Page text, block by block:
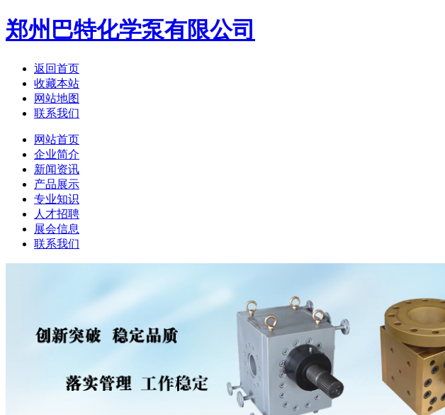
郑州巴特化学泵有限公司
返回首页
收藏本站
网站地图
联系我们
网站首页
企业简介
新闻资讯
产品展示
专业知识
人才招聘
展会信息
联系我们